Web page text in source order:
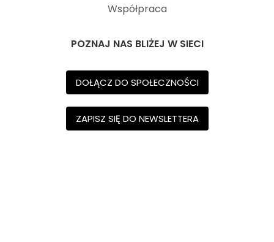
Współpraca
POZNAJ NAS BLIŻEJ W SIECI
DOŁĄCZ DO SPOŁECZNOŚCI
ZAPISZ SIĘ DO NEWSLETTERA